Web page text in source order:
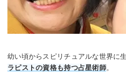
幼い頃からスピリチュアルな世界に
ラピストの資格も持つ占星術師。